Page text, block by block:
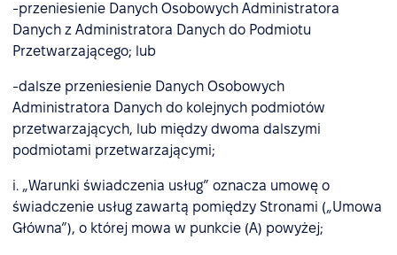
-przeniesienie Danych Osobowych Administratora
Danych z Administratora Danych do Podmiotu
Przetwarzającego; lub
-dalsze przeniesienie Danych Osobowych
Administratora Danych do kolejnych podmiotów
przetwarzających, lub między dwoma dalszymi
podmiotami przetwarzającymi;
i. „Warunki świadczenia usług” oznacza umowę o
świadczenie usług zawartą pomiędzy Stronami („Umowa
Główna”), o której mowa w punkcie (A) powyżej;